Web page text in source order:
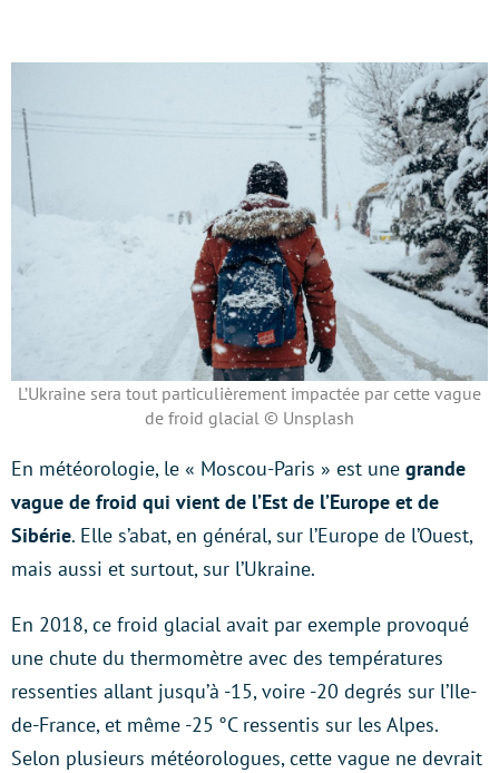
L’Ukraine sera tout particulièrement impactée par cette vague
de froid glacial © Unsplash
En météorologie, le « Moscou-Paris » est une grande
vague de froid qui vient de l’Est de l’Europe et de
Sibérie. Elle s’abat, en général, sur l’Europe de l’Ouest,
mais aussi et surtout, sur l’Ukraine.
En 2018, ce froid glacial avait par exemple provoqué
une chute du thermomètre avec des températures
ressenties allant jusqu’à -15, voire -20 degrés sur l’Ile-
de-France, et même -25 °C ressentis sur les Alpes.
Selon plusieurs météorologues, cette vague ne devrait